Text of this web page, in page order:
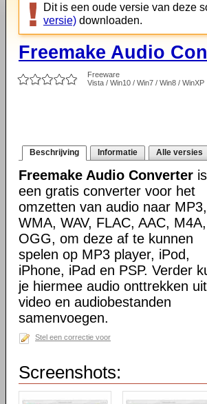
Dit is een oude versie van deze
versie) downloaden.
Freemake Audio
Freeware
Vista / Win10 / Win7 / Win8 / WinXP
Beschrijving Informatie Alle versies
Freemake Audio Converter is
een gratis converter voor het
omzetten van audio naar MP3,
WMA, WAV, FLAC, AAC, M4A,
OGG, om deze af te kunnen
spelen op MP3 player, iPod,
iPhone, iPad en PSP. Verder
je hiermee audio onttrekken uit
video en audiobestanden
samenvoegen.
Stel een correctie voor
Screenshots: